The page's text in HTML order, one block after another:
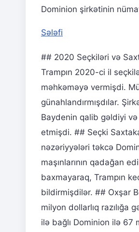
Dominion şirkətinin
Sələfi
## 2020 Seçkiləri və
Trampın 2020-ci il
məhkəməyə vermişdi.
günahlandırmışdılar.
Baydenin qalib gəldiyi və
etmişdi. ## Seçki
nəzəriyyələri təkcə
maşınlarının qadağan
baxmayaraq, Trampın
bildirmişdilər. ## Oxşar
milyon dollarlıq
ilə bağlı Dominion ilə 67